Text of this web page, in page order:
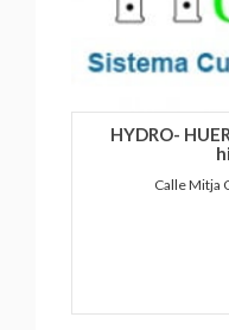
HYDRO-
Calle Mitja